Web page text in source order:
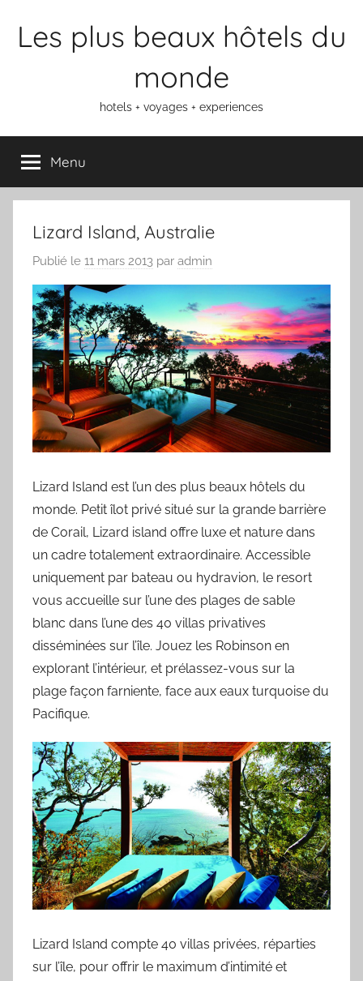
Les plus beaux hôtels du
monde
hotels + voyages + experiences
Menu
Lizard Island, Australie
Publié le 11 mars 2013 par admin
Lizard Island est l’un des plus beaux hôtels du
monde. Petit îlot privé situé sur la grande barrière
de Corail, Lizard island offre luxe et nature dans
un cadre totalement extraordinaire. Accessible
uniquement par bateau ou hydravion, le resort
vous accueille sur l’une des plages de sable
blanc dans l’une des 40 villas privatives
disséminées sur l’île. Jouez les Robinson en
explorant l’intérieur, et prélassez-vous sur la
plage façon farniente, face aux eaux turquoise du
Pacifique.
Lizard Island compte 40 villas privées, réparties
sur l’île, pour offrir le maximum d’intimité et